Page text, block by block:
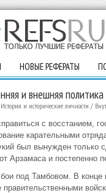
НОВЫЕ РЕФЕРАТЫ
и внешняя
История и исторические личности /
с восстанием,
карательными
был вынужден только
Арзамаса и постепенно
под Тамбовом. В конце
правительственными